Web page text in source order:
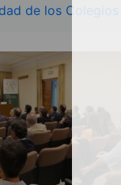
de los